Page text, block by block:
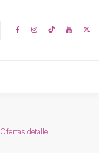
Ofertas detalle